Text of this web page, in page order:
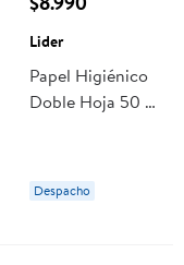
Lider
Papel Higiénico
Doble Hoja 50 M
Despacho